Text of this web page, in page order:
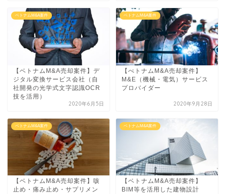
ベトナムM&A案件
【ベトナムM&A売却案件】デ
ジタル変換サービス会社（自
社開発の光学式文字認識OCR
技を活用）
2020年6月5日
ベトナムM&A案件
【べトナムM&A売却案件】
M&E（機械・電気）サービス
プロバイダー
2020年9月28日
ベトナムM&A案件
【ベトナムM&A売却案件】咳
止め・痛み止め・サプリメン
ベトナムM&A案件
【ベトナムM&A売却案件】
BIM等を活用した建物設計